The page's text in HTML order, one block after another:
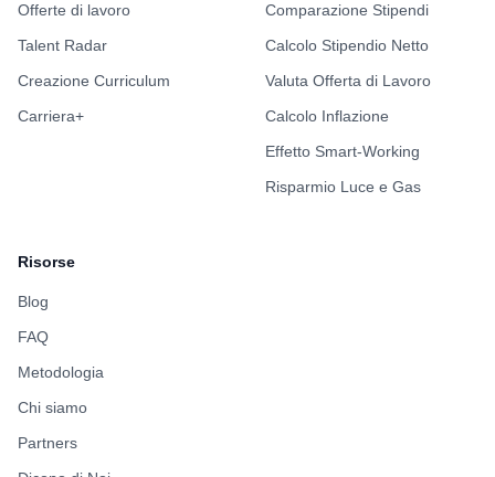
Offerte di lavoro
Talent Radar
Creazione Curriculum
Carriera+
Comparazione Stipendi
Calcolo Stipendio Netto
Valuta Offerta di Lavoro
Calcolo Inflazione
Effetto Smart-Working
Risparmio Luce e Gas
Risorse
Blog
FAQ
Metodologia
Chi siamo
Partners